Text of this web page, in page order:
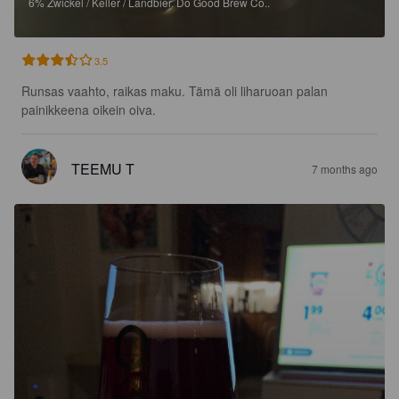
3.5
Runsas vaahto, raikas maku. Tämä oli liharuoan palan
painikkeena oikein oiva.
TEEMU T 7 months ago